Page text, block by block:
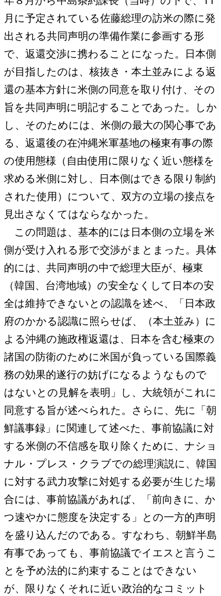
月に予定されている佐藤総理の訪米の際に発
出される共同声明の準備作業に参画する形
で、返還交渉に携わることになった。日本側
が目指したのは、核抜き・本土並みによる返
還の基本方針に米側の同意を取り付け、その
旨を共同声明に明記することであった。しか
し、そのためには、米側の最大の関心事であ
る、返還後の在沖縄米軍基地の極東有事の際
の使用態様（自由使用に限りなく近い態様を
求める米側に対し、日本側はできる限り制約
された使用）について、双方の立場の接点を
見出さなくてはならなかった。
この問題は、基本的には日本側の立場を米
側が受け入れる形で交渉がまとまった。具体
的には、共同声明の中で総理大臣が、極東
（韓国、台湾地域）の安全なくして日本の安
全は維持できないとの認識を述べ、「日本政
府のかかる認識に照らせば、（本土並み）に
よる沖縄の施政権返還は、日本を含む極東の
諸国の防衛のために米国が負っている国際義
務の効果的遂行の妨げになるようなもので
はないとの見解を表明」し、大統領がこれに
同意する旨が述べられた。さらに、先に「朝
鮮議事録」に関連して述べた、事前協議に対
する米側の不信感を取り除くために、ナショ
ナル・プレス・クラブでの総理演説に、韓国
に対する武力攻撃に対処する必要が生じた場
合には、事前協議があれば、「前向きに、か
つ速やかに態度を決定する」との一方的声明
を盛り込んだのである。すなわち、朝鮮半島
有事であっても、事前協議でイエスと言うこ
とを予め法的に約束することはできない
が、限りなくそれに近い政治的なコミット